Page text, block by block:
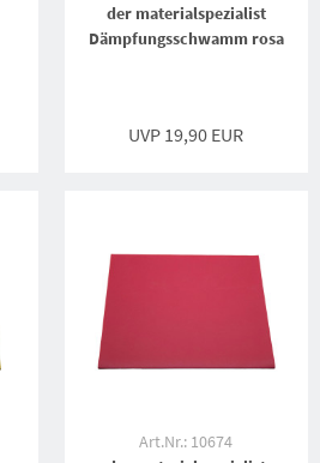
der materialspezialist
Dämpfungsschwamm rosa
UVP 19,90 EUR
Art.Nr.: 10674